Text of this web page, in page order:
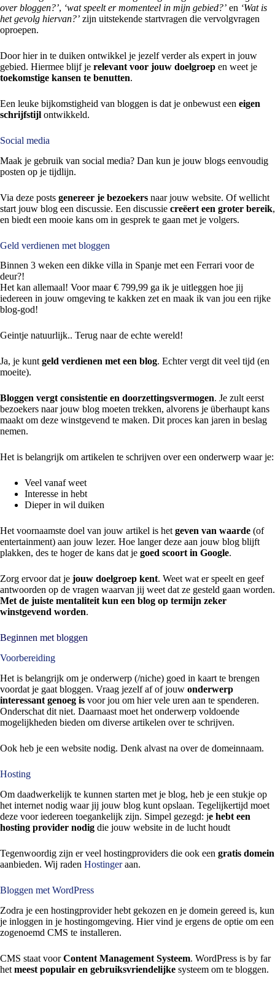
over bloggen?’, ‘wat speelt er momenteel in mijn gebied?’ en ‘Wat is
het gevolg hiervan?’ zijn uitstekende startvragen die vervolgvragen
oproepen.
Door hier in te duiken ontwikkel je jezelf verder als expert in jouw
gebied. Hiermee blijf je relevant voor jouw doelgroep en weet je
toekomstige kansen te benutten.
Een leuke bijkomstigheid van bloggen is dat je onbewust een eigen
schrijfstijl ontwikkeld.
Social media
Maak je gebruik van social media? Dan kun je jouw blogs eenvoudig
posten op je tijdlijn.
Via deze posts genereer je bezoekers naar jouw website. Of wellicht
start jouw blog een discussie. Een discussie creëert een groter bereik,
en biedt een mooie kans om in gesprek te gaan met je volgers.
Geld verdienen met bloggen
Binnen 3 weken een dikke villa in Spanje met een Ferrari voor de
deur?!
Het kan allemaal! Voor maar € 799,99 ga ik je uitleggen hoe jij
iedereen in jouw omgeving te kakken zet en maak ik van jou een rijke
blog-god!
Geintje natuurlijk.. Terug naar de echte wereld!
Ja, je kunt geld verdienen met een blog. Echter vergt dit veel tijd (en
moeite).
Bloggen vergt consistentie en doorzettingsvermogen. Je zult eerst
bezoekers naar jouw blog moeten trekken, alvorens je überhaupt kans
maakt om deze winstgevend te maken. Dit proces kan jaren in beslag
nemen.
Het is belangrijk om artikelen te schrijven over een onderwerp waar je:
Veel vanaf weet
Interesse in hebt
Dieper in wil duiken
Het voornaamste doel van jouw artikel is het geven van waarde (of
entertainment) aan jouw lezer. Hoe langer deze aan jouw blog blijft
plakken, des te hoger de kans dat je goed scoort in Google.
Zorg ervoor dat je jouw doelgroep kent. Weet wat er speelt en geef
antwoorden op de vragen waarvan jij weet dat ze gesteld gaan worden.
Met de juiste mentaliteit kun een blog op termijn zeker
winstgevend worden.
Beginnen met bloggen
Voorbereiding
Het is belangrijk om je onderwerp (/niche) goed in kaart te brengen
voordat je gaat bloggen. Vraag jezelf af of jouw onderwerp
interessant genoeg is voor jou om hier vele uren aan te spenderen.
Onderschat dit niet. Daarnaast moet het onderwerp voldoende
mogelijkheden bieden om diverse artikelen over te schrijven.
Ook heb je een website nodig. Denk alvast na over de domeinnaam.
Hosting
Om daadwerkelijk te kunnen starten met je blog, heb je een stukje op
het internet nodig waar jij jouw blog kunt opslaan. Tegelijkertijd moet
deze voor iedereen toegankelijk zijn. Simpel gezegd: je hebt een
hosting provider nodig die jouw website in de lucht houdt
Tegenwoordig zijn er veel hostingproviders die ook een gratis domein
aanbieden. Wij raden Hostingeraan.
Bloggen met WordPress
Zodra je een hostingprovider hebt gekozen en je domein gereed is, kun
je inloggen in je hostingomgeving. Hier vind je ergens de optie om een
zogenoemd CMS te installeren.
CMS staat voorContent Management Systeem. WordPress is by far
het meest populair en gebruiksvriendelijke systeem om te bloggen.